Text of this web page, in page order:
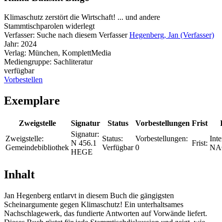
Klimaschutz zerstört die Wirtschaft! ... und andere
Stammtischparolen widerlegt
Verfasser: Suche nach diesem Verfasser Hegenberg, Jan (Verfasser)
Jahr: 2024
Verlag: München, KomplettMedia
Mediengruppe: Sachliteratur
verfügbar
Vorbestellen
Exemplare
Zweigstelle Signatur Status Vorbestellungen Frist
Zweigstelle:
Gemeindebibliothek
Signatur:
N 456.1
HEGE
Status:
Verfügbar
Vorbestellungen:
0
Frist:
Inhalt
Jan Hegenberg entlarvt in diesem Buch die gängigsten
Scheinargumente gegen Klimaschutz! Ein unterhaltsames
Nachschlagewerk, das fundierte Antworten auf Vorwände liefert.